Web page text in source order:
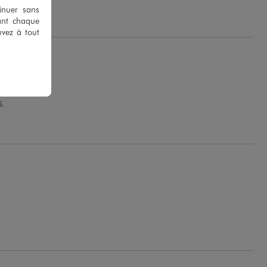
sans
chaque
à tout